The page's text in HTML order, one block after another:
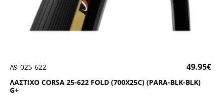
ΛΑΣΤΙΧΟ CΟRSΑ 25-622 FΟLD (700Χ25C) (ΡΑRΑ-ΒLΚ-ΒLΚ)
G+
Λ9-025-622 49.95€